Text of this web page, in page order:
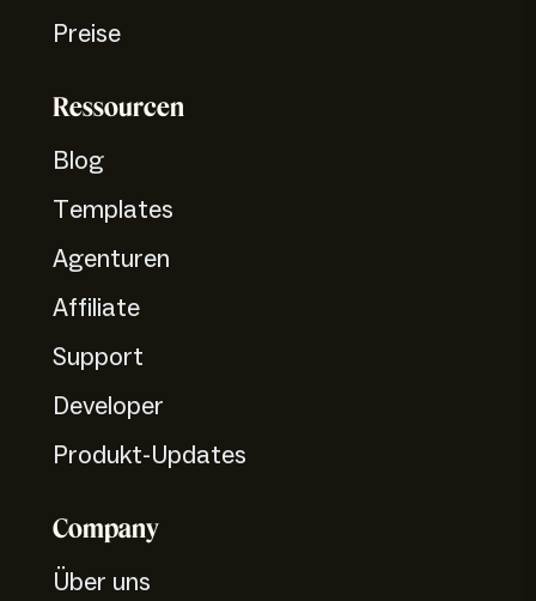
Preise
Ressourcen
Blog
Templates
Agenturen
Affiliate
Support
Developer
Produkt-Updates
Company
Über uns